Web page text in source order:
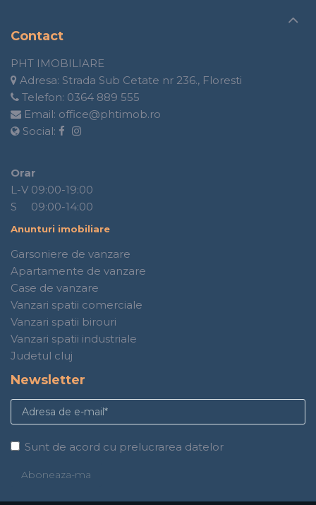
Contact
PHT IMOBILIARE
Adresa: Strada Sub Cetate nr 236., Floresti
Telefon: 0364 889 555
Email: office@phtimob.ro
Social:
Orar
L-V 09:00-19:00
S 09:00-14:00
Anunturi imobiliare
Garsoniere de vanzare
Apartamente de vanzare
Case de vanzare
Vanzari spatii comerciale
Vanzari spatii birouri
Vanzari spatii industriale
Judetul cluj
Newsletter
Sunt de acord cu prelucrarea datelor